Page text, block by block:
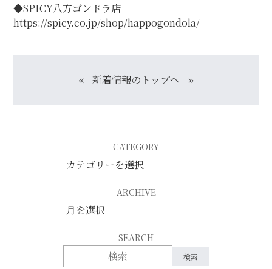
◆SPICY八方ゴンドラ店
https://spicy.co.jp/shop/happogondola/
« 新着情報のトップへ »
CATEGORY
ARCHIVE
SEARCH